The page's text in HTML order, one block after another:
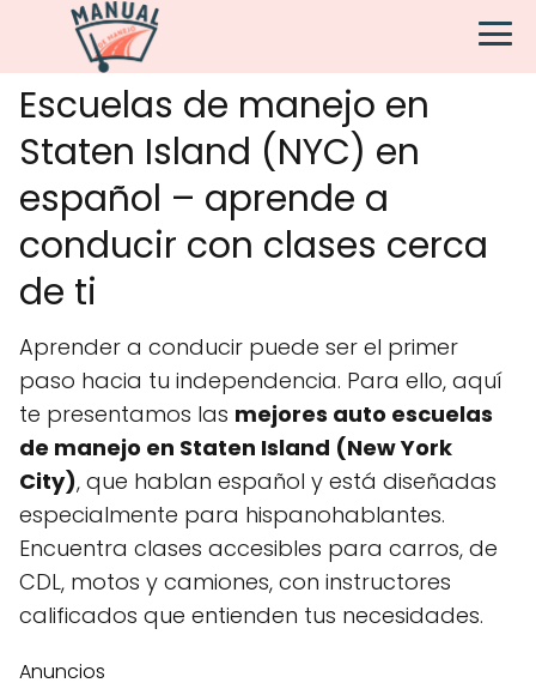
Escuelas de manejo en
Staten Island (NYC) en
español – aprende a
conducir con clases cerca
de ti
Aprender a conducir puede ser el primer
paso hacia tu independencia. Para ello, aquí
te presentamos las mejores auto escuelas
de manejo en Staten Island (New York
City), que hablan español y está diseñadas
especialmente para hispanohablantes.
Encuentra clases accesibles para carros, de
CDL, motos y camiones, con instructores
calificados que entienden tus necesidades.
Anuncios